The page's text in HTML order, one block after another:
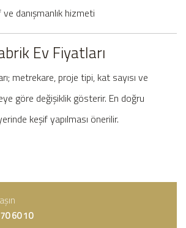
danışmanlık hizmeti
Ev Fiyatları
metrekare, proje tipi, kat sayısı ve
göre değişiklik gösterir. En doğru
keşif yapılması önerilir.
60 10